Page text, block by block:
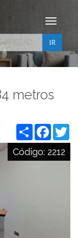
Toggle
IR
metros
Share
Código: 2212